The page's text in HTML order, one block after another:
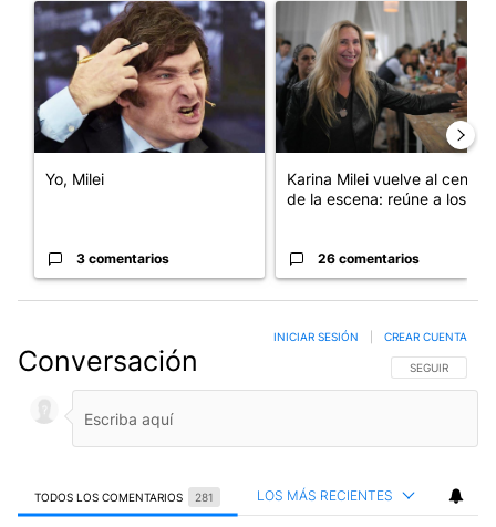
Un artículo de tendencia con el título "Yo, Milei" con 3
Yo, Milei
3 comentarios
Un artículo de tendencia
Karina Milei vuelve al centro
de la escena: reúne a los...
26 comentarios
Conversación SIGA ESTA
SEGUIR
INICIAR SESIÓN CREAR CUENTA
TODOS LOS COMENTARIOS 281 LOS MÁS RECIENTES